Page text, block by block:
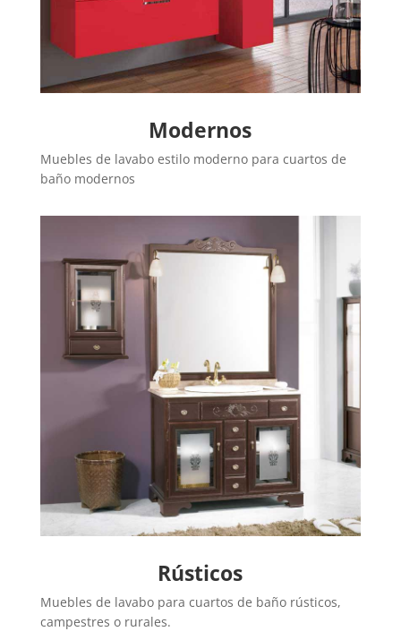
Modernos
Muebles de lavabo estilo moderno para cuartos de
baño modernos
Rústicos
Muebles de lavabo para cuartos de baño rústicos,
campestres o rurales.